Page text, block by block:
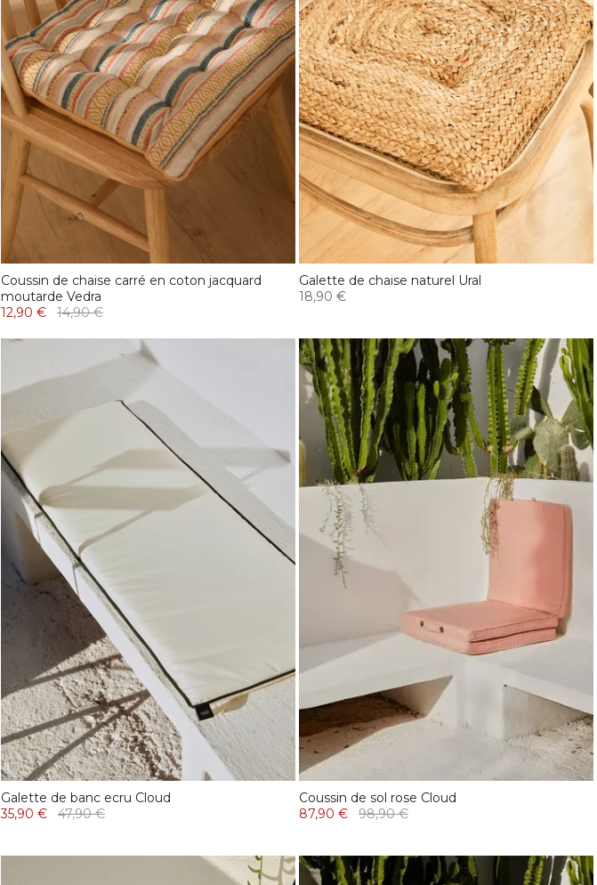
Coussin de chaise carré en coton jacquard
moutarde Vedra
12,90 €
14,90 €
Galette de chaise naturel Ural
18,90 €
Galette de banc ecru Cloud
35,90 €
47,90 €
Coussin de sol rose Cloud
87,90 €
98,90 €